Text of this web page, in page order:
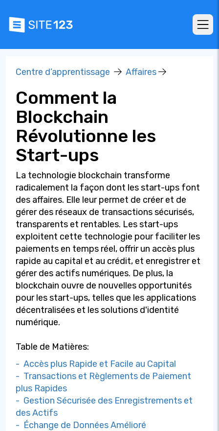
Centre d’apprentissage Affaires
Comment la
Blockchain
Révolutionne les
Start-ups
La technologie blockchain transforme
radicalement la façon dont les start-ups font
des affaires. Elle leur permet de créer et de
gérer des réseaux de transactions sécurisés,
transparents et rentables. Les start-ups
exploitent cette technologie pour faciliter les
paiements en temps réel, offrir un accès plus
rapide au capital et au crédit, et enregistrer et
gérer des actifs numériques. De plus, la
blockchain ouvre de nouvelles opportunités
pour les start-ups, telles que les applications
décentralisées et les solutions d'identité
numérique.
Table de Matières:
- Accès plus Rapide et Facile au Capital
- Transactions et Règlements de Paiement
plus Rapides
- Gestion Sécurisée des Enregistrements et
des Actifs
- Échange de Données Amélioré